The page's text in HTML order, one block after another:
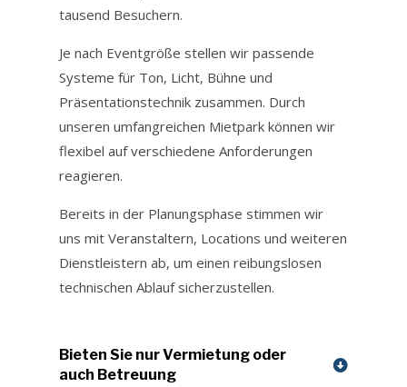
tausend Besuchern.
Je nach Eventgröße stellen wir passende
Systeme für Ton, Licht, Bühne und
Präsentationstechnik zusammen. Durch
unseren umfangreichen Mietpark können wir
flexibel auf verschiedene Anforderungen
reagieren.
Bereits in der Planungsphase stimmen wir
uns mit Veranstaltern, Locations und weiteren
Dienstleistern ab, um einen reibungslosen
technischen Ablauf sicherzustellen.
Bieten Sie nur Vermietung oder
auch Betreuung